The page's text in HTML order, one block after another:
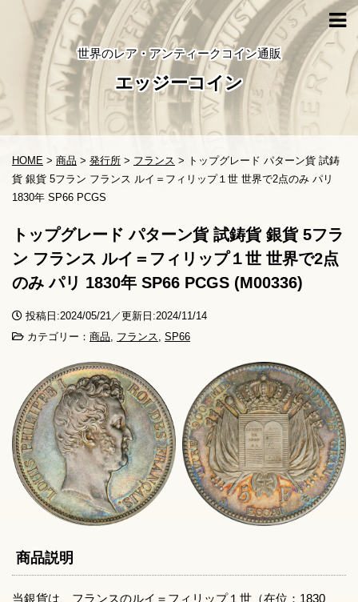
世界のレア・アンティークコイン通販
エッジーコイン
HOME > 商品 > 発行所 > フランス > トップグレード パターン貨 試鋳
貨 銀貨 5フラン フランス ルイ＝フィリップ１世 世界で2点のみ パリ
1830年 SP66 PCGS
トップグレード パターン貨 試鋳貨 銀貨 5フラ
ン フランス ルイ＝フィリップ１世 世界で2点
のみ パリ 1830年 SP66 PCGS (M00336)
投稿日:2024/05/21／更新日:2024/11/14
カテゴリー： 商品, フランス, SP66
商品説明
当銀貨は、フランスのルイ＝フィリップ１世（在位：1830